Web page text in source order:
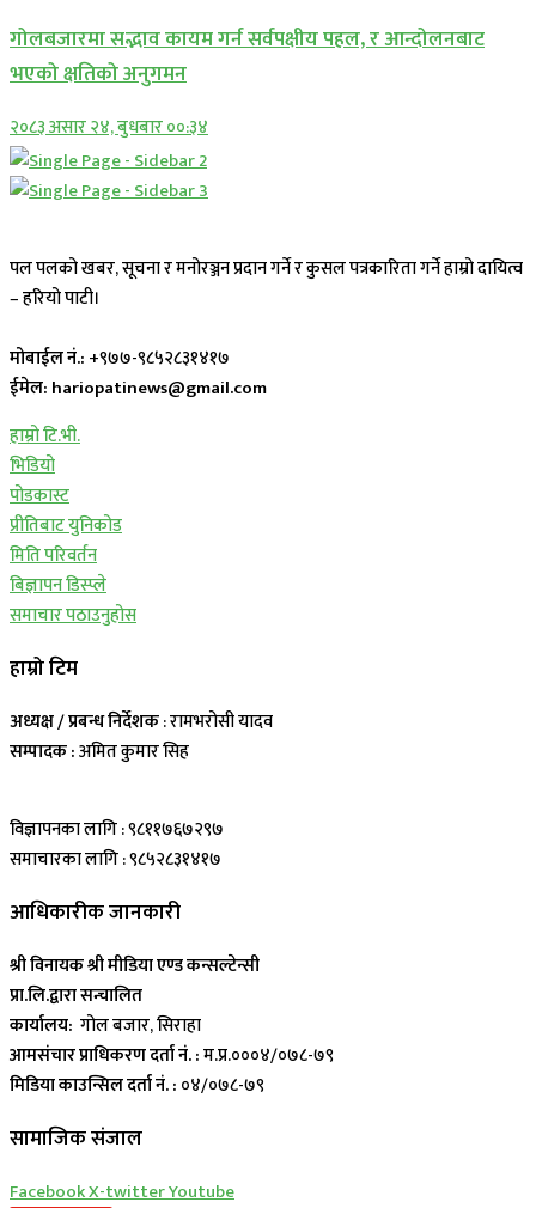
गोलबजारमा सद्भाव कायम गर्न सर्वपक्षीय पहल, र आन्दोलनबाट
भएको क्षतिको अनुगमन
२०८३ असार २४, बुधबार ००:३४
पल पलको खबर, सूचना र मनोरञ्जन प्रदान गर्ने र कुसल पत्रकारिता गर्ने हाम्रो दायित्व
– हरियो पाटी।
मोबाईल नं.: +९७७-९८५२८३१४१७
ईमेल: hariopatinews@gmail.com
हाम्रो टि.भी.
भिडियो
पोडकास्ट
प्रीतिबाट युनिकोड
मिति परिवर्तन
बिज्ञापन डिस्प्ले
समाचार पठाउनुहोस
हाम्रो टिम
अध्यक्ष / प्रबन्ध निर्देशक: रामभरोसी यादव
सम्पादक :अमित कुमार सिह
विज्ञापनका लागि : ९८११७६७२९७
समाचारका लागि : ९८५२८३१४१७
आधिकारीक जानकारी
श्री विनायक श्री मीडिया एण्ड कन्सल्टेन्सी
प्रा.लि.द्वारा सन्चालित
कार्यालय: गोल बजार, सिराहा
आमसंचार प्राधिकरण दर्ता नं. :म.प्र.०००४/०७८-७९
मिडिया काउन्सिल दर्ता नं. : ०४/०७८-७९
सामाजिक संजाल
FacebookX-twitterYoutube